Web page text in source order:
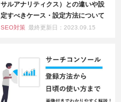
サルアナリティクス）との違いや設
定すべきケース・設定方法について
SEO対策 最終更新日：2023.09.15